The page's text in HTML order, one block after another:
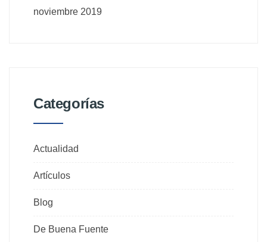
noviembre 2019
Categorías
Actualidad
Artículos
Blog
De Buena Fuente